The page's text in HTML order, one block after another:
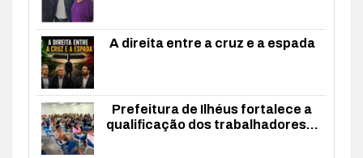
A direita entre a cruz e a espada
Prefeitura de Ilhéus fortalece a
qualificação dos trabalhadores...